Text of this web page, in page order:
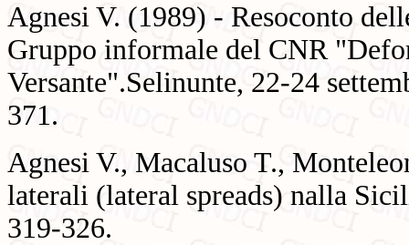
Agnesi V. (1989) - Resoconto
Gruppo informale del CNR
Versante".Selinunte, 22-24
371.
Agnesi V., Macaluso T.,
laterali (lateral spreads) nalla
319-326.